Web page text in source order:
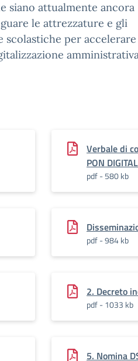
siano attualmente ancora
le attrezzature e gli
scolastiche per
Verbale di
PON
pdf - 580 kb
pdf - 984 kb
2. Decreto
pdf - 1033 kb
5. Nomina